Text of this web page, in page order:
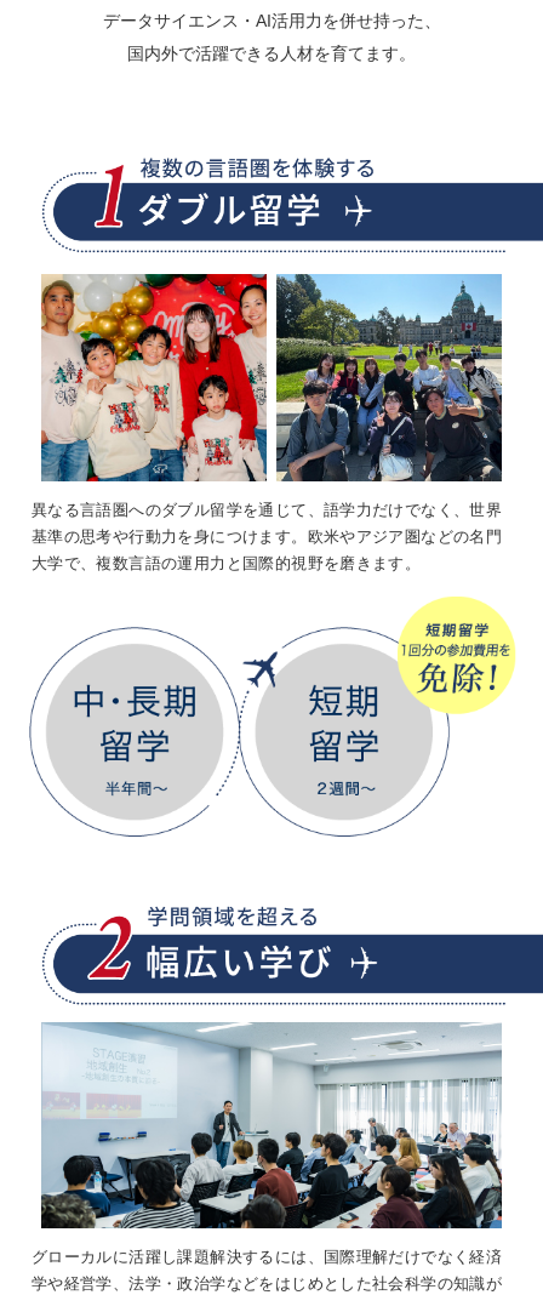
データサイエンス・AI活用力を併せ持った、
国内外で活躍できる人材を育てます。
異なる言語圏へのダブル留学を通じて、語学力だけでなく、世界
基準の思考や行動力を身につけます。欧米やアジア圏などの名門
大学で、複数言語の運用力と国際的視野を磨きます。
グローカルに活躍し課題解決するには、国際理解だけでなく経済
学や経営学、法学・政治学などをはじめとした社会科学の知識が